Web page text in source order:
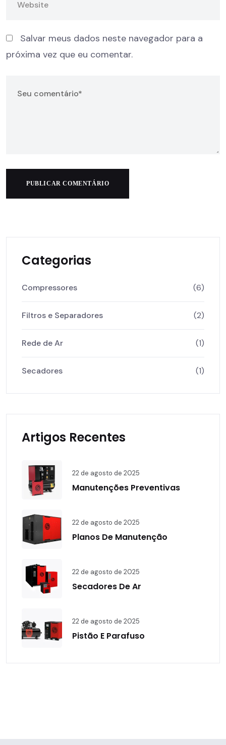
Salvar meus dados neste navegador para a
próxima vez que eu comentar.
PUBLICAR COMENTÁRIO
Categorias
Compressores (6)
Filtros e Separadores (2)
Rede de Ar (1)
Secadores (1)
Artigos Recentes
22 de agosto de 2025
Manutenções Preventivas
22 de agosto de 2025
Planos De Manutenção
22 de agosto de 2025
Secadores De Ar
22 de agosto de 2025
Pistão E Parafuso